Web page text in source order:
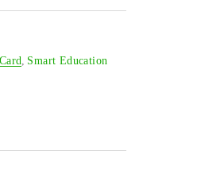
, Smart Education